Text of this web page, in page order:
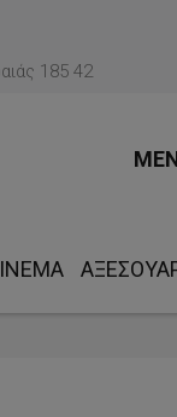
185 42